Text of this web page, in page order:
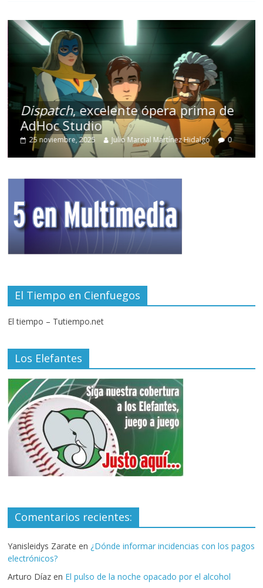
Dispatch, excelente ópera prima de
AdHoc Studio
25 noviembre, 2025 Julio Marcial Martínez Hidalgo 0
El Tiempo en Cienfuegos
El tiempo – Tutiempo.net
Los Elefantes
Comentarios recientes:
Yanisleidys Zarate en ¿Dónde informar incidencias con los pagos
electrónicos?
Arturo Díaz en El pulso de la noche opacado por el alcohol